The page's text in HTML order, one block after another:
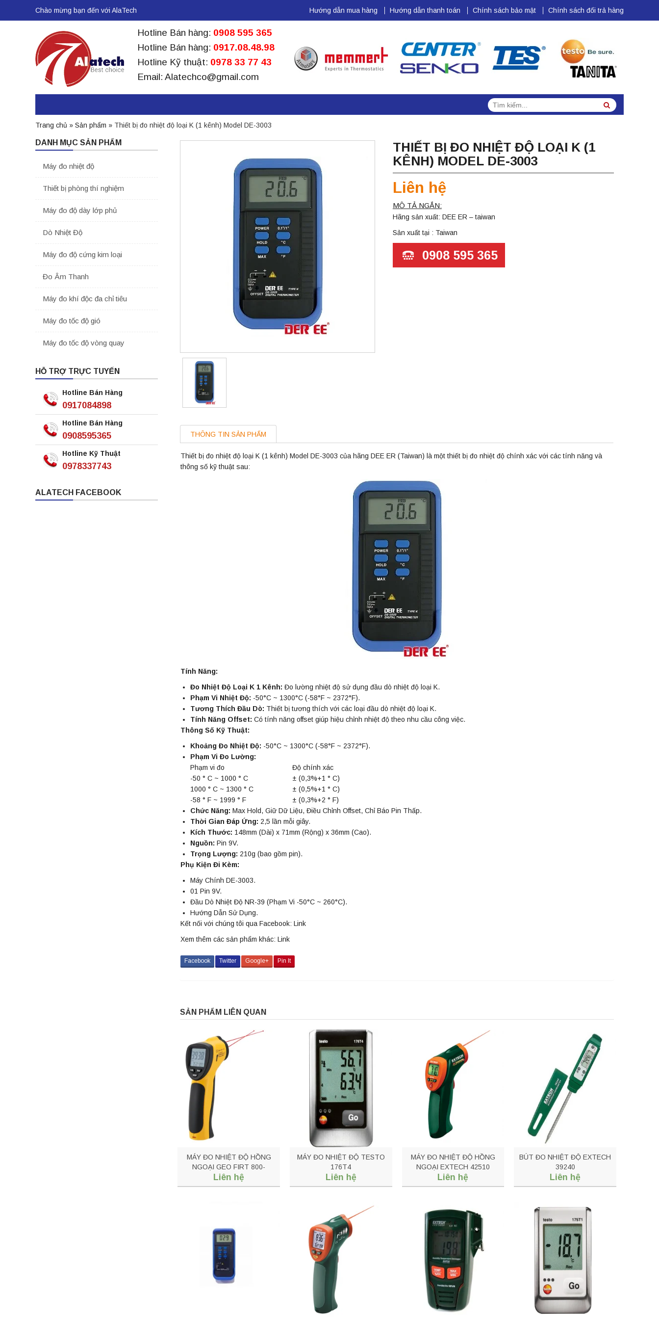
Chào mừng bạn đến với AlaTech Hướng dẫn mua hàng Hướng dẫn thanh toán Chính sách bảo mật Chính sách đổi trả hàng
Hotline Bán hàng: 0908 595 365
Hotline Bán hàng: 0917.08.48.98
Hotline Kỹ thuật: 0978 33 77 43
Email: Alatechco@gmail.com
Tìm
kiếm:
Search
Trang chủ » Sản phẩm » Thiết bị đo nhiệt độ loại K (1 kênh) Model DE-3003
THIẾT BỊ ĐO NHIỆT ĐỘ LOẠI K (1
KÊNH) MODEL DE-3003
Liên hệ
MÔ TẢ NGẮN:
Hãng sản xuất: DEE ER – taiwan
Sản xuất tại : Taiwan
0908 595 365
THÔNG TIN SẢN PHẨM
Thiết bị đo nhiệt độ loại K (1 kênh) Model DE-3003 của hãng DEE ER (Taiwan) là một thiết bị đo nhiệt độ chính xác với các tính năng và
thông số kỹ thuật sau:
Tính Năng:
Đo Nhiệt Độ Loại K 1 Kênh: Đo lường nhiệt độ sử dụng đầu dò nhiệt độ loại K.
Phạm Vi Nhiệt Độ: -50°C ~ 1300°C (-58°F ~ 2372°F).
Tương Thích Đầu Dò: Thiết bị tương thích với các loại đầu dò nhiệt độ loại K.
Tính Năng Offset: Có tính năng offset giúp hiệu chỉnh nhiệt độ theo nhu cầu công việc.
Thông Số Kỹ Thuật:
Khoảng Đo Nhiệt Độ: -50°C ~ 1300°C (-58°F ~ 2372°F).
Phạm Vi Đo Lường:
Phạm vi đo
Độ chính xác
-50 ° C ~ 1000 ° C
± (0,3%+1 ° C)
1000 ° C ~ 1300 ° C
± (0,5%+1 ° C)
-58 ° F ~ 1999 ° F
± (0,3%+2 ° F)
Chức Năng: Max Hold, Giữ Dữ Liệu, Điều Chỉnh Offset, Chỉ Báo Pin Thấp.
Thời Gian Đáp Ứng: 2,5 lần mỗi giây.
Kích Thước: 148mm (Dài) x 71mm (Rộng) x 36mm (Cao).
Nguồn: Pin 9V.
Trọng Lượng: 210g (bao gồm pin).
Phụ Kiện Đi Kèm:
Máy Chính DE-3003.
01 Pin 9V.
Đầu Dò Nhiệt Độ NR-39 (Phạm Vi -50°C ~ 260°C).
Hướng Dẫn Sử Dụng.
Kết nối với chúng tôi qua Facebook:Link
Xem thêm các sản phẩm khác:Link
Facebook Twitter Google+ Pin It
SẢN PHẨM LIÊN QUAN
MÁY ĐO NHIỆT ĐỘ HỒNG
NGOẠI GEO FIRT 800-
POCKET
Liên hệ
MÁY ĐO NHIỆT ĐỘ TESTO
176T4
Liên hệ
MÁY ĐO NHIỆT ĐỘ HỒNG
NGOẠI EXTECH 42510
Liên hệ
BÚT ĐO NHIỆT ĐỘ EXTECH
39240
Liên hệ
DANH MỤC SẢN PHẨM
Máy đo nhiệt độ
Thiết bị phòng thí nghiệm
Máy đo độ dày lớp phủ
Dò Nhiệt Độ
Máy đo độ cứng kim loại
Đo Âm Thanh
Máy đo khí độc đa chỉ tiêu
Máy đo tốc độ gió
Máy đo tốc độ vòng quay
HỖ TRỢ TRỰC TUYẾN
Hotline Bán Hàng
0917084898
Hotline Bán Hàng
0908595365
Hotline Kỹ Thuật
0978337743
ALATECH FACEBOOK